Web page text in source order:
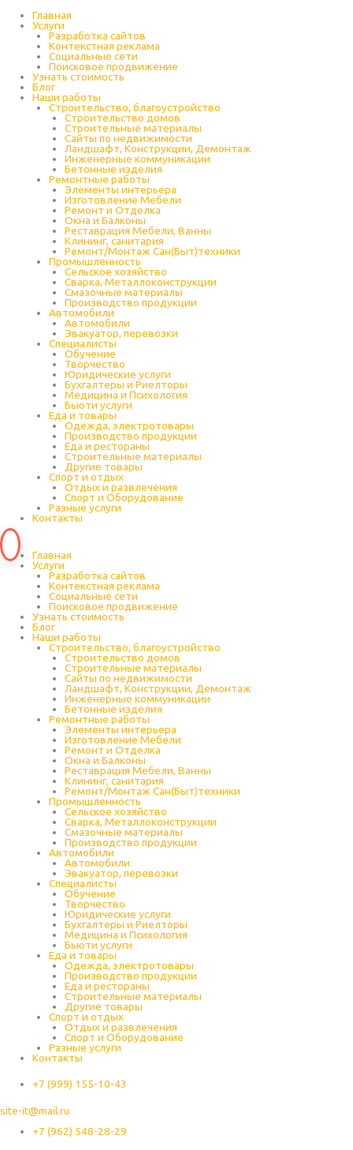
содержимому
Главная
Услуги
Разработка сайтов
Контекстная реклама
Социальные сети
Поисковое продвижение
Узнать стоимость
Блог
Наши работы
Строительство, благоустройство
Строительство домов
Строительные материалы
Сайты по недвижимости
Ландшафт, Конструкции, Демонтаж
Инженерные коммуникации
Бетонные изделия
Ремонтные работы
Элементы интерьера
Изготовление Мебели
Ремонт и Отделка
Окна и Балконы
Реставрация Мебели, Ванны
Клининг, санитария
Ремонт/Монтаж Сан(Быт)техники
Промышленность
Cельское хозяйство
Сварка, Металлоконструкции
Cмазочные материалы
Производство продукции
Автомобили
Автомобили
Эвакуатор, перевозки
Специалисты
Обучение
Творчество
Юридические услуги
Бухгалтеры и Риелторы
Медицина и Психология
Бьюти услуги
Еда и товары
Одежда, электротовары
Производство продукции
Еда и рестораны
Строительные материалы
Другие товары
Спорт и отдых
Отдых и развлечения
Спорт и Оборудование
Разные услуги
Контакты
Главная
Услуги
Разработка сайтов
Контекстная реклама
Социальные сети
Поисковое продвижение
Узнать стоимость
Блог
Наши работы
Строительство, благоустройство
Строительство домов
Строительные материалы
Сайты по недвижимости
Ландшафт, Конструкции, Демонтаж
Инженерные коммуникации
Бетонные изделия
Ремонтные работы
Элементы интерьера
Изготовление Мебели
Ремонт и Отделка
Окна и Балконы
Реставрация Мебели, Ванны
Клининг, санитария
Ремонт/Монтаж Сан(Быт)техники
Промышленность
Cельское хозяйство
Сварка, Металлоконструкции
Cмазочные материалы
Производство продукции
Автомобили
Автомобили
Эвакуатор, перевозки
Специалисты
Обучение
Творчество
Юридические услуги
Бухгалтеры и Риелторы
Медицина и Психология
Бьюти услуги
Еда и товары
Одежда, электротовары
Производство продукции
Еда и рестораны
Строительные материалы
Другие товары
Спорт и отдых
Отдых и развлечения
Спорт и Оборудование
Разные услуги
Контакты
+7 (999) 155-10-43
site-it@mail.ru
+7 (962) 548-28-29